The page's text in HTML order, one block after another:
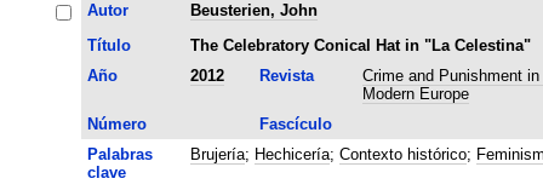
Autor
Beusterien, John
Título
The Celebratory Conical Hat in "La Celestina"
Año
2012 Revista
Crime and Punishment
Modern Europe
Número
Fascículo
Palabras
clave
Brujería; Hechicería; Contexto histórico;